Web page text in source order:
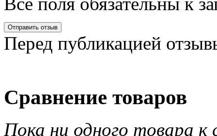
Перед публикацией
Сравнение товаров
Пока ни одного товара к